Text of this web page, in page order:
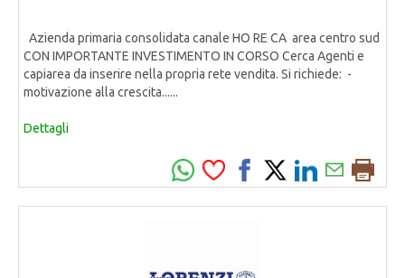
Azienda primaria consolidata canale HO RE CA area centro sud
CON IMPORTANTE INVESTIMENTO IN CORSO Cerca Agenti e
capiarea da inserire nella propria rete vendita. Si richiede: -
motivazione alla crescita......
Dettagli